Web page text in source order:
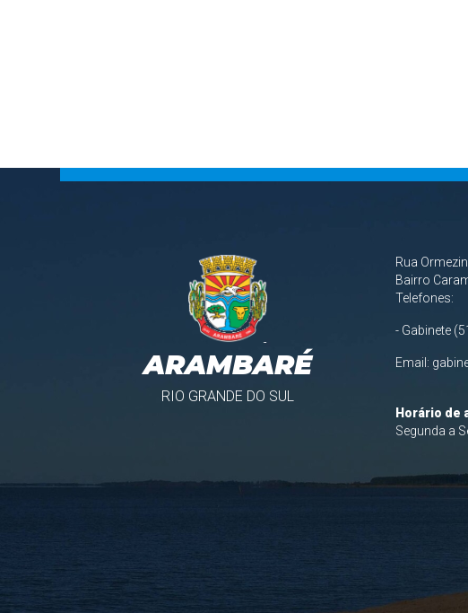
ARAMBARÉ
RIO GRANDE DO SUL
Rua
Bairro
Telefones:
- Gabinete
Email:
Horário de
Segunda a